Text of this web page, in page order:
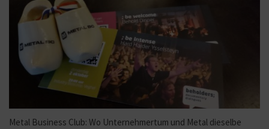
Metal Business Club: Wo Unternehmertum und Metal dieselbe